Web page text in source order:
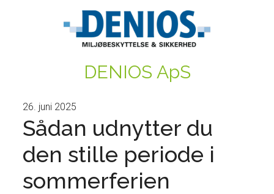
DENIOS ApS
26. juni 2025
Sådan udnytter du
den stille periode i
sommerferien